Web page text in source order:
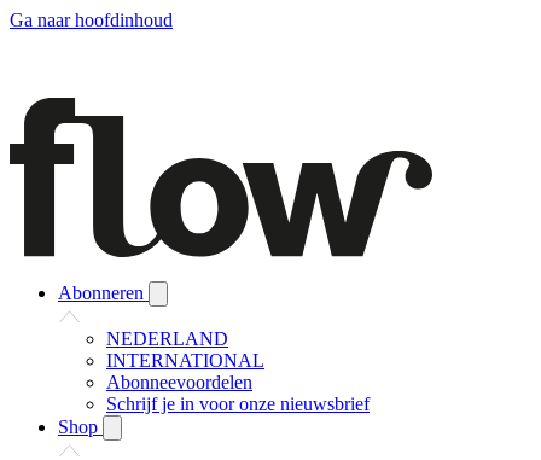
Ga naar hoofdinhoud
Abonneren
NEDERLAND
INTERNATIONAL
Abonneevoordelen
Schrijf je in voor onze nieuwsbrief
Shop